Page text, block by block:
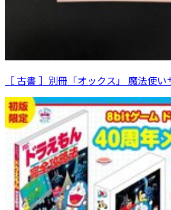
［ 古書 ］別冊「オックス」 魔法使い